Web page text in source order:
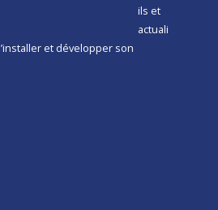
ils et
actuali
et développer son